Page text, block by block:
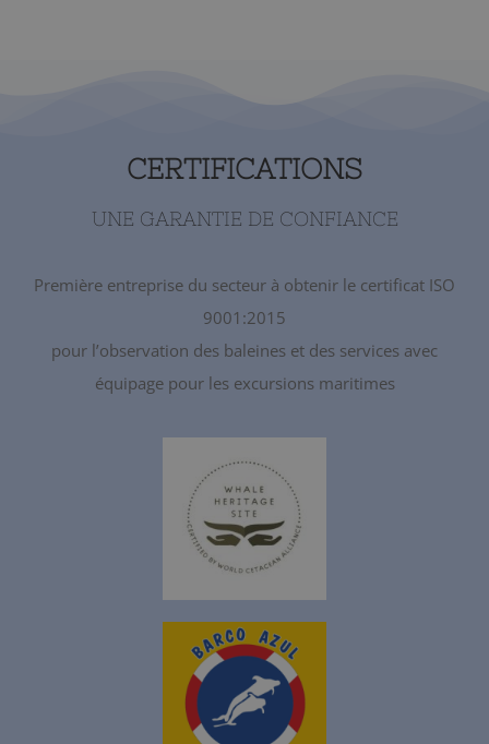
CERTIFICATIONS
UNE GARANTIE DE CONFIANCE
Première entreprise du secteur à obtenir le certificat ISO
9001:2015
pour l’observation des baleines et des services avec
équipage pour les excursions maritimes